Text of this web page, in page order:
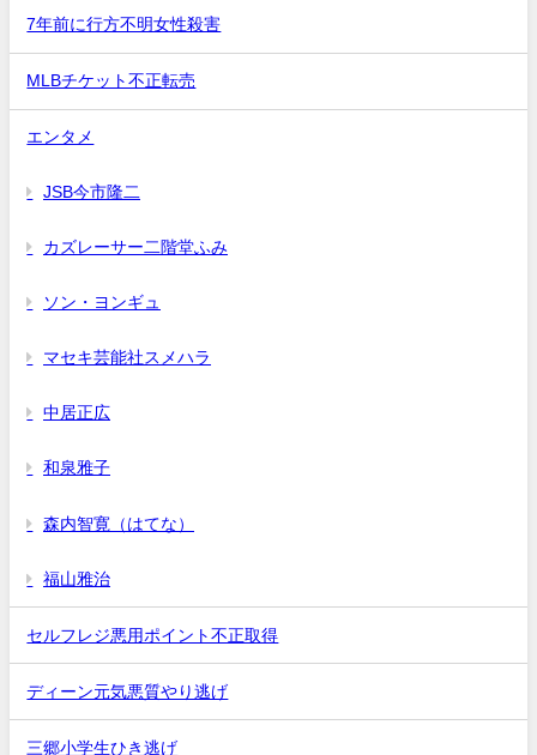
7年前に行方不明女性殺害
MLBチケット不正転売
エンタメ
JSB今市隆二
カズレーサー二階堂ふみ
ソン・ヨンギュ
マセキ芸能社スメハラ
中居正広
和泉雅子
森内智寛（はてな）
福山雅治
セルフレジ悪用ポイント不正取得
ディーン元気悪質やり逃げ
三郷小学生ひき逃げ